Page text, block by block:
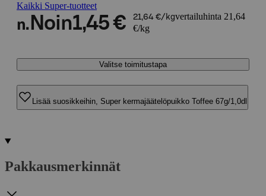
Kaikki Super-tuotteet
n. Noin1,45 € 21,64 €/kgvertailuhinta 21,64
€/kg
Valitse toimitustapa
Lisää suosikkeihin, Super kermajäätelöpuikko Toffee 67g/1,0dl
Pakkausmerkinnät